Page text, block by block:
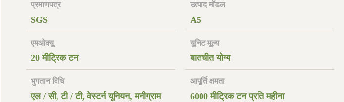
प्रमाणपत्र
SGS
उत्पाद मॉडल
A5
एमओक्यू
20 मीट्रिक टन
यूनिट मूल्य
बातचीत योग्य
भुगतान विधि
एल / सी, टी / टी, वेस्टर्न यूनियन, मनीग्राम
आपूर्ति क्षमता
6000 मीट्रिक टन प्रति महीना